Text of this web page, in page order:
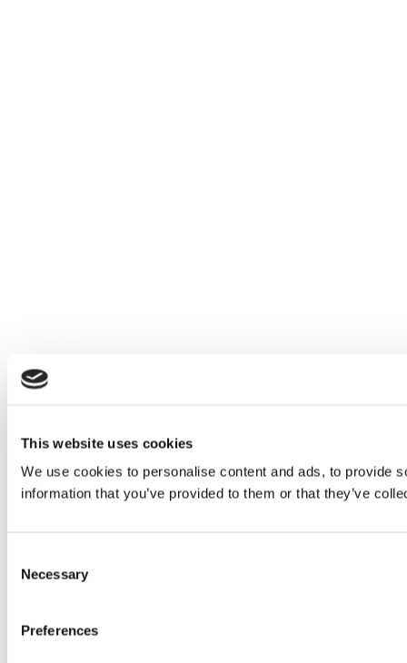
This website uses cookies
We use cookies to personalise content and ads, to provide
information that you’ve provided to them or that they’ve
Selection
Necessary
Preferences